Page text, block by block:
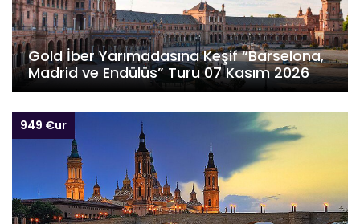
Gold İber Yarımadasına Keşif “Barselona,
Madrid ve Endülüs” Turu 07 Kasım 2026
949 €ur